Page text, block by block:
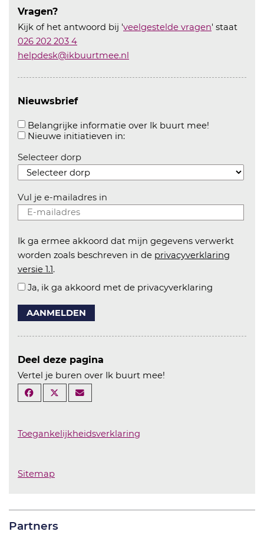
Vragen?
Kijk of het antwoord bij 'veelgestelde vragen' staat
026 202 203 4
helpdesk@ikbuurtmee.nl
Nieuwsbrief
Belangrijke informatie over Ik buurt mee!
Nieuwe initiatieven in:Aanvinken om informatie over
Selecteer dorp
Vul je e-mailadres in
Ik ga ermee akkoord dat mijn gegevens verwerkt
worden zoals beschreven in de privacyverklaring
versie 1.1.
Ja, ik ga akkoord met de privacyverklaring
AANMELDEN
Deel deze pagina
Vertel je buren over Ik buurt mee!
Toegankelijkheidsverklaring
Sitemap
Partners